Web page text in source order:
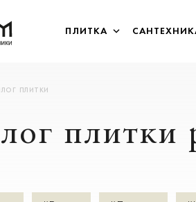
ПЛИТКА
плитки
плитки